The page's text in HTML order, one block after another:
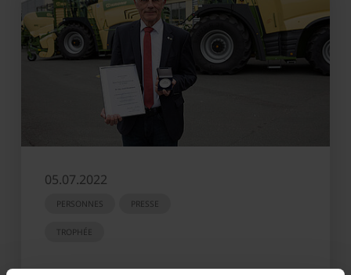
05.07.2022
PERSONNES PRESSE
TROPHÉE